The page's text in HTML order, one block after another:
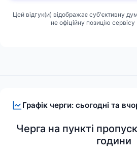
Графік черги: сьогодні та
Черга на пункті
години
Цей відгук(и) відображає суб'єктивну
не офіційну позицію